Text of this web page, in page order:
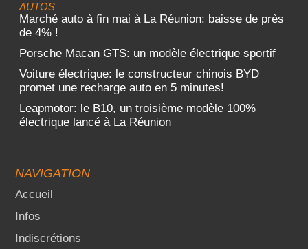
AUTOS
Marché auto à fin mai à La Réunion: baisse de près
de 4% !
Porsche Macan GTS: un modèle électrique sportif
Voiture électrique: le constructeur chinois BYD
promet une recharge auto en 5 minutes!
Leapmotor: le B10, un troisième modèle 100%
électrique lancé à La Réunion
NAVIGATION
Accueil
Infos
Indiscrétions